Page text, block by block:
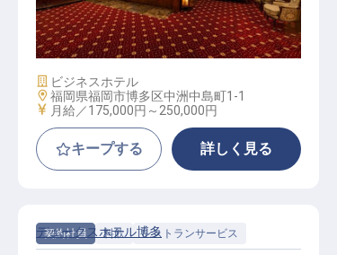
5日／月平均残業5h／転勤なし）
施設業態
ビジネスホテル
勤務地
福岡県福岡市博多区中洲中島町1-1
給与
月給／175,000円～ 250,000円
キープする 詳しく見る
契約社員 料飲 レストランサービス
デュークスホテル博多